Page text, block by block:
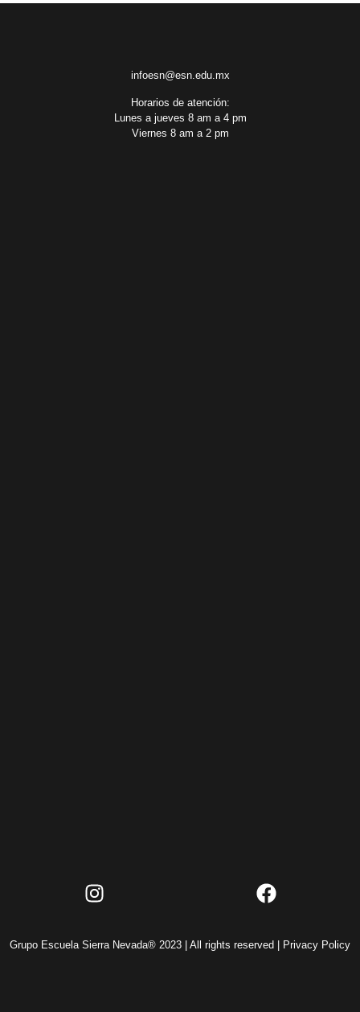
infoesn@esn.edu.mx
Horarios de atención:
Lunes a jueves 8 am a 4 pm
Viernes 8 am a 2 pm
Grupo Escuela Sierra Nevada® 2023 | All rights reserved | Privacy Policy